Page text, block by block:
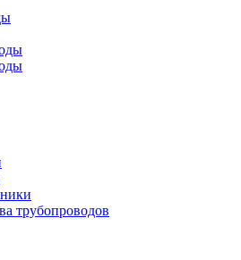
трубопроводов